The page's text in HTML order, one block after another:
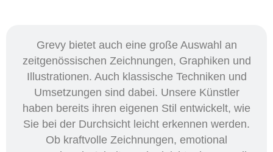
Grevy bietet auch eine große Auswahl an
zeitgenössischen Zeichnungen, Graphiken und
Illustrationen. Auch klassische Techniken und
Umsetzungen sind dabei. Unsere Künstler
haben bereits ihren eigenen Stil entwickelt, wie
Sie bei der Durchsicht leicht erkennen werden.
Ob kraftvolle Zeichnungen, emotional